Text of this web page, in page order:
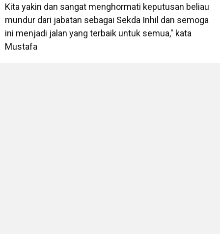
Kita yakin dan sangat menghormati keputusan beliau
mundur dari jabatan sebagai Sekda Inhil dan semoga
ini menjadi jalan yang terbaik untuk semua," kata
Mustafa